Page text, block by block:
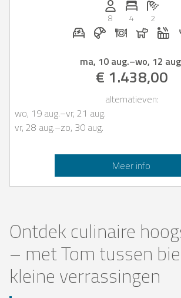
Personen (max.): 8
8
Aantal
4
Aantal
2
E-auto
Ontbijt teDiner op
ma, 10 aug.–wo, 12
€ 1.438,00
alternatieven:
wo, 19 aug.–vr, 21 aug.
vr, 28 aug.–zo, 30 aug.
Meer info
Ontdek culinaire
– met Tom tussen
kleine verrassingen